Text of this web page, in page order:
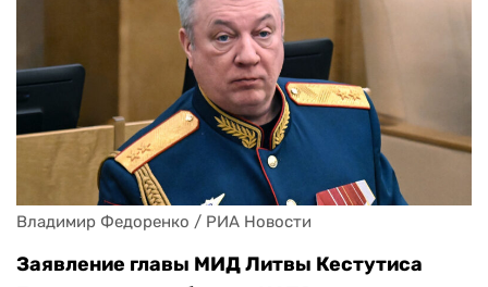
Владимир Федоренко / РИА Новости
Заявление главы МИД Литвы Кестутиса